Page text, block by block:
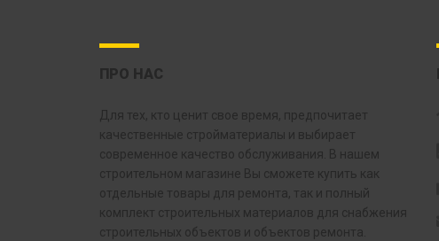
ПРО НАС
Для тех, кто ценит свое время, предпочитает
качественные стройматериалы и выбирает
современное качество обслуживания. В нашем
строительном магазине Вы сможете купить как
отдельные товары для ремонта, так и полный
комплект строительных материалов для снабжения
строительных объектов и объектов ремонта.